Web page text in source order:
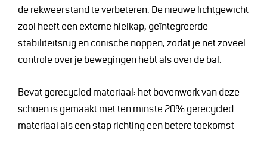
de rekweerstand te verbeteren. De nieuwe lichtgewicht
zool heeft een externe hielkap, geïntegreerde
stabiliteitsrug en conische noppen, zodat je net zoveel
controle over je bewegingen hebt als over de bal.
Bevat gerecycled materiaal: het bovenwerk van deze
schoen is gemaakt met ten minste 20% gerecycled
materiaal als een stap richting een betere toekomst